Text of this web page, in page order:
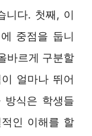
니다. 첫째, 이
중점을 둡니
바르게 구분할
얼마나 뛰어
방식은 학생들
인 이해를 할